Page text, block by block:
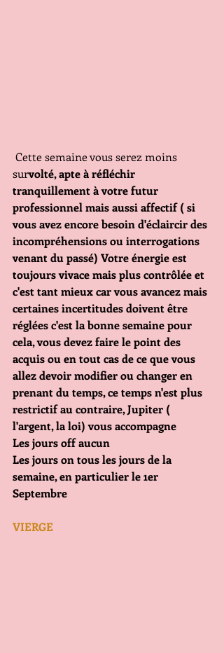
survolté, apte à réfléchir
tranquillement à votre futur
professionnel mais aussi affectif ( si
vous avez encore besoin d'éclaircir des
incompréhensions ou interrogations
venant du passé) Votre énergie est
toujours vivace mais plus contrôlée et
c'est tant mieux car vous avancez mais
certaines incertitudes doivent être
réglées c'est la bonne semaine pour
cela, vous devez faire le point des
acquis ou en tout cas de ce que vous
allez devoir modifier ou changer en
prenant du temps, ce temps n'est plus
restrictif au contraire, Jupiter (
l'argent, la loi) vous accompagne
Les jours off aucun
Les jours on tous les jours de la
semaine, en particulier le 1er
Septembre
VIERGE